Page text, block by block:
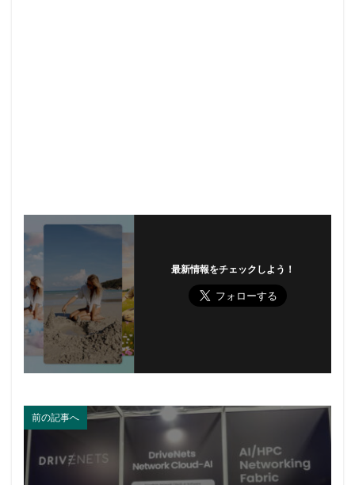
最新情報をチェックしよう！
前の記事へ